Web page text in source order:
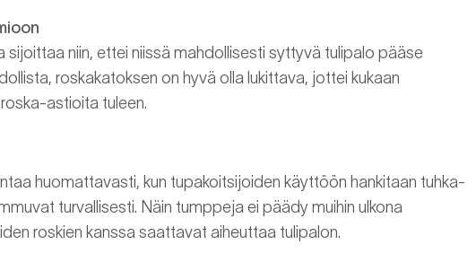
sijoittaa niin, ettei niissä mahdollisesti syttyvä tulipalo pääse
roskakatoksen on hyvä olla lukittava, jottei kukaan
astioita tuleen.
huomattavasti, kun tupakoitsijoiden käyttöön hankitaan tuhka-
turvallisesti. Näin tumppeja ei päädy muihin ulkona
roskien kanssa saattavat aiheuttaa tulipalon.